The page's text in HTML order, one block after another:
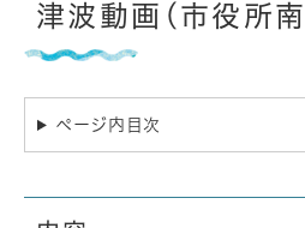
津波動画(市役所
ページ内目次